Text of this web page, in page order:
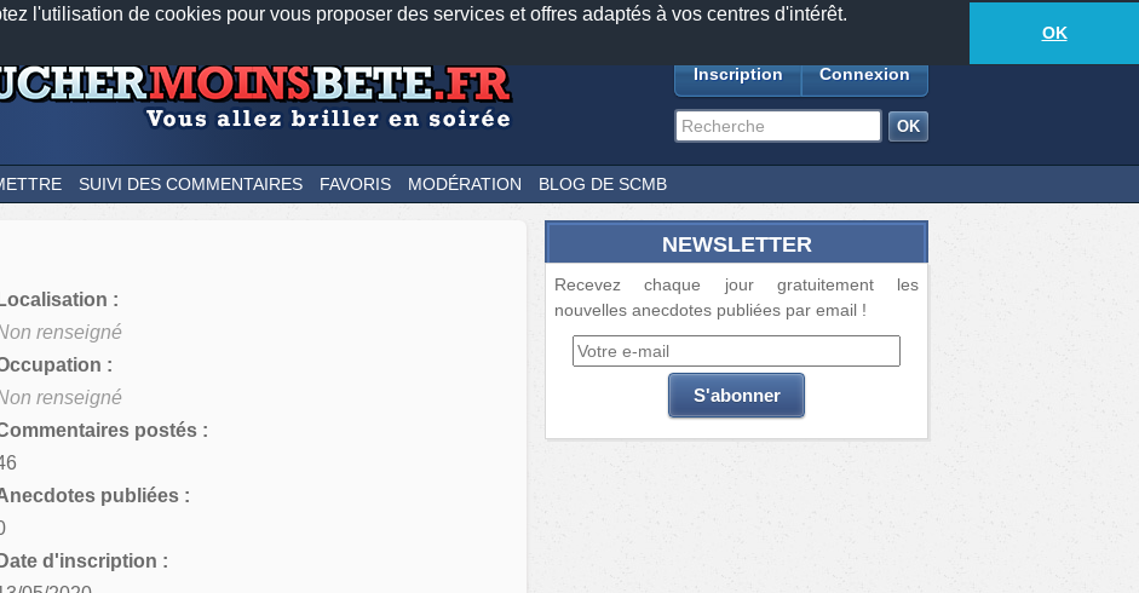
l'utilisation de cookies pour vous proposer des services et offres adaptés à vos centres d'intérêt.
OK
Nos applications mobiles Newsletter Facebook
TwitterFeeds18885anecdotes-588lecteurs connectés
Inscription Connexion
SUIVI DES COMMENTAIRES FAVORIS MODÉRATION BLOG DE SCMB
Localisation :
renseigné
:
renseigné
postés :
publiées :
Date d'inscription :
NEWSLETTER
Recevez chaque jour gratuitement les
nouvelles anecdotes publiées par email !